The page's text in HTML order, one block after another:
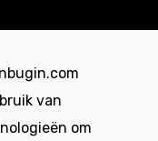
van
om